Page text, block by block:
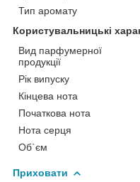
Тип аромату
Користувальницькі
Вид парфумерної
продукції
Рік випуску
Кінцева нота
Початкова нота
Нота серця
Об`єм
Приховати